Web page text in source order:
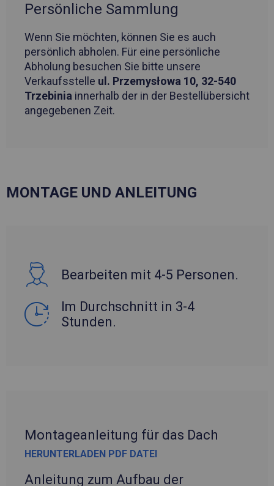
Persönliche Sammlung
Wenn Sie möchten, können Sie es auch
persönlich abholen. Für eine persönliche
Abholung besuchen Sie bitte unsere
Verkaufsstelle ul. Przemysłowa 10, 32-540
Trzebinia innerhalb der in der Bestellübersicht
angegebenen Zeit.
MONTAGE UND ANLEITUNG
Bearbeiten mit 4-5 Personen.
Im Durchschnitt in 3-4
Stunden.
Montageanleitung für das Dach
HERUNTERLADEN PDF DATEI
Anleitung zum Aufbau der